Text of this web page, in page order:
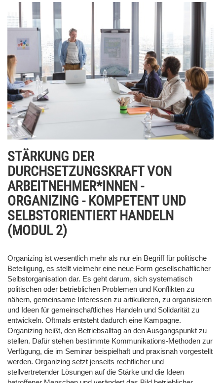
STÄRKUNG DER
DURCHSETZUNGSKRAFT VON
ARBEITNEHMER*INNEN -
ORGANIZING - KOMPETENT UND
SELBSTORIENTIERT HANDELN
(MODUL 2)
Organizing ist wesentlich mehr als nur ein Begriff für politische
Beteiligung, es stellt vielmehr eine neue Form gesellschaftlicher
Selbstorganisation dar. Es geht darum, sich systematisch
politischen oder betrieblichen Problemen und Konflikten zu
nähern, gemeinsame Interessen zu artikulieren, zu organisieren
und Ideen für gemeinschaftliches Handeln und Solidarität zu
entwickeln. Oftmals entsteht dadurch eine Kampagne.
Organizing heißt, den Betriebsalltag an den Ausgangspunkt zu
stellen. Dafür stehen bestimmte Kommunikations-Methoden zur
Verfügung, die im Seminar beispielhaft und praxisnah vorgestellt
werden. Organizing setzt jenseits rechtlicher und
stellvertretender Lösungen auf die Stärke und die Ideen